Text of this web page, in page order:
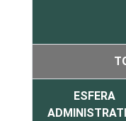
ESFERA